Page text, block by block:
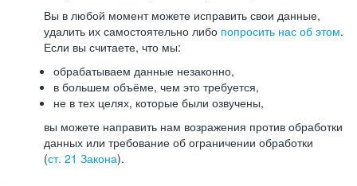
Вы в любой момент можете исправить свои данные,
удалить их самостоятельно либо попросить нас об этом.
Если вы считаете, что мы:
обрабатываем данные незаконно,
в большем объёме, чем это требуется,
не в тех целях, которые были озвучены,
вы можете направить нам возражения против обработки
данных или требование об ограничении обработки
(ст. 21 Закона).